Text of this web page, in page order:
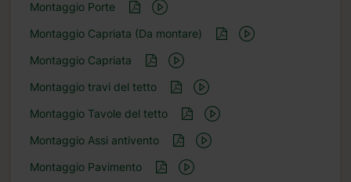
Montaggio Porte
Montaggio Capriata (Da montare)
Montaggio Capriata
Montaggio travi del tetto
Montaggio Tavole del tetto
Montaggio Assi antivento
Montaggio Pavimento